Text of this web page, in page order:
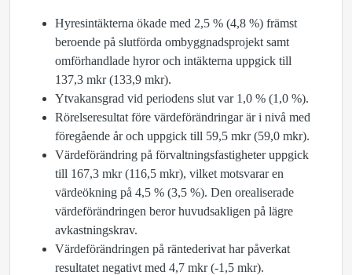
Hyresintäkterna ökade med 2,5 % (4,8 %) främst
beroende på slutförda ombyggnadsprojekt samt
omförhandlade hyror och intäkterna uppgick till
137,3 mkr (133,9 mkr).
Ytvakansgrad vid periodens slut var 1,0 % (1,0 %).
Rörelseresultat före värdeförändringar är i nivå med
föregående år och uppgick till 59,5 mkr (59,0 mkr).
Värdeförändring på förvaltningsfastigheter uppgick
till 167,3 mkr (116,5 mkr), vilket motsvarar en
värdeökning på 4,5 % (3,5 %). Den orealiserade
värdeförändringen beror huvudsakligen på lägre
avkastningskrav.
Värdeförändringen på räntederivat har påverkat
resultatet negativt med 4,7 mkr (-1,5 mkr).